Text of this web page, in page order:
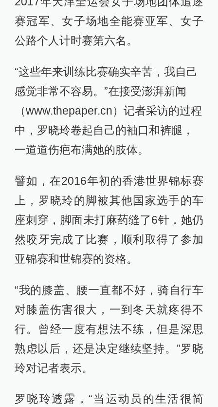
赛冠军、女子场地全能赛亚军、女子
公路个人计时赛第六名。
“这些年来训练比赛确实辛苦，我自己
感觉非常不容易。”在接受澎湃新闻
（www.thepaper.cn）记者采访的过程
中，罗晓玲卷起自己的袖口和裤腿，
一道道伤疤布满她的肢体。
譬如，在2016年初的香港世界锦标赛
上，罗晓玲的脚被其他国家选手的车
座刺穿，脚面未打麻药缝了6针，她仍
然咬牙完成了比赛，顺利取得了参加
亚锦赛和世锦赛的资格。
“我的膝盖、腰一直都不好，骑自行车
对膝盖伤害很大，一到冬天就疼得不
行。曾经一度有想法不练，但是深思
熟虑以后，还是决定继续坚持。”罗晓
玲对记者表示。
罗晓玲透露，“当运动员的生活很简